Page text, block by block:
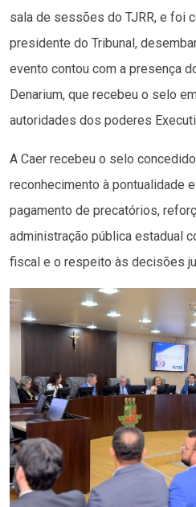
sala de sessões do TJRR, e foi
presidente do Tribunal,
evento contou com a presença
Denarium, que recebeu o selo
autoridades dos poderes
A Caer recebeu o selo
reconhecimento à pontualidade
pagamento de precatórios,
administração pública estadual
fiscal e o respeito às decisões